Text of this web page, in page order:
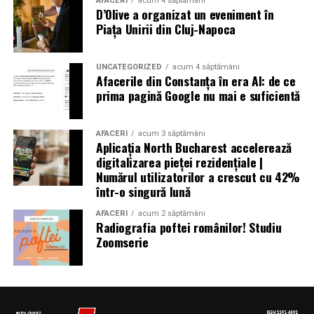
au rămas fără locuințe în urma exploziilor devastatoare.
Autoritățile din Liban au decretat trei zile de doliu
național
Aniversări – Comemorări
– Sf. Ioan Maria Vianney, preot (Calendarul Romano-
Catolic 2026)
– 1807: S-a născut Constantin Lecca, pictor, tipograf,
editor, scriitor, traducător şi profesor; ctitorul primei
tipografii (19.IX.1837) şi al primului periodic din
D’Olive a organizat un eveniment în
Piața Unirii din Cluj-Napoca
UNCATEGORIZED acum 4 săptămâni
Afacerile din Constanța în era AI: de ce
prima pagină Google nu mai e suficientă
AFACERI acum 3 săptămâni
Aplicația North Bucharest accelerează
digitalizarea pieței rezidențiale |
Numărul utilizatorilor a crescut cu 42%
într-o singură lună
AFACERI acum 2 săptămâni
Radiografia poftei românilor! Studiu
Zoomserie